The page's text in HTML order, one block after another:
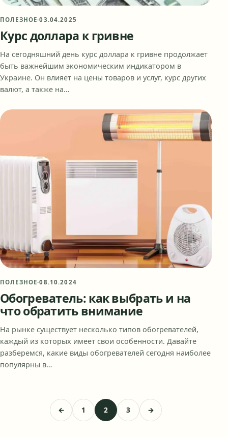
ПОЛЕЗНОЕ·03.04.2025
Курс доллара к гривне
На сегодняшний день курс доллара к гривне продолжает
быть важнейшим экономическим индикатором в
Украине. Он влияет на цены товаров и услуг, курс других
валют, а также на…
ПОЛЕЗНОЕ·08.10.2024
Обогреватель: как выбрать и на
что обратить внимание
На рынке существует несколько типов обогревателей,
каждый из которых имеет свои особенности. Давайте
разберемся, какие виды обогревателей сегодня наиболее
популярны в…
← 1 2 3 →